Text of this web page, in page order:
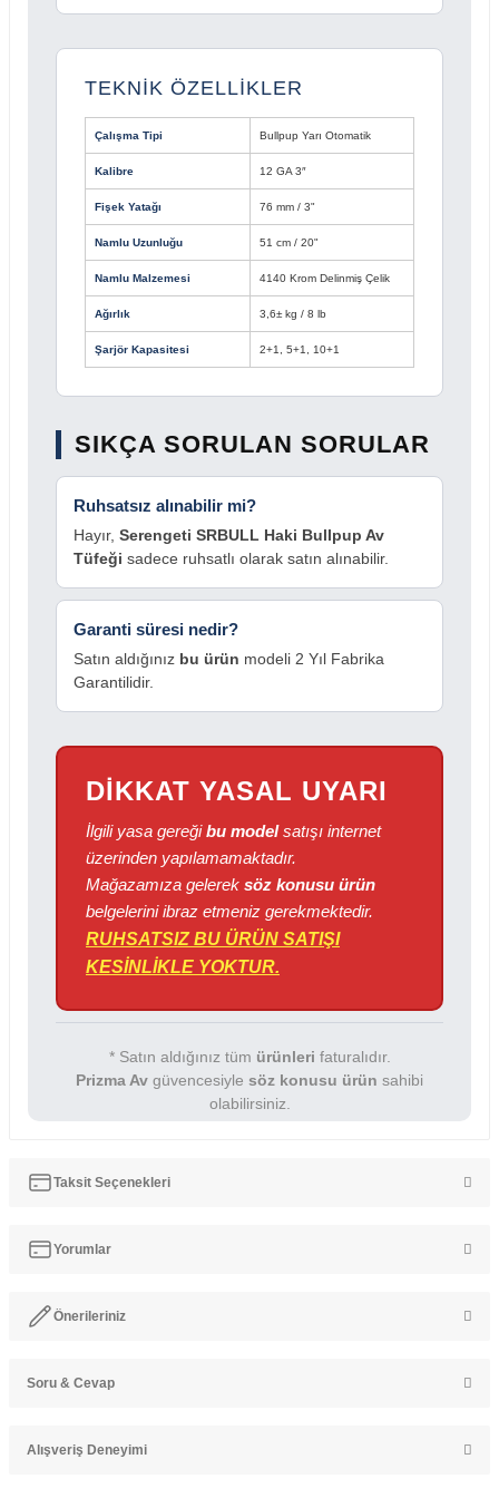
TEKNİK ÖZELLİKLER
Çalışma Tipi Bullpup Yarı Otomatik
Kalibre 12 GA 3″
Fişek Yatağı 76 mm / 3"
Namlu Uzunluğu 51 cm / 20"
Namlu Malzemesi 4140 Krom Delinmiş Çelik
Ağırlık 3,6± kg / 8 lb
Şarjör Kapasitesi 2+1, 5+1, 10+1
SIKÇA SORULAN SORULAR
Ruhsatsız alınabilir mi?
Hayır, Serengeti SRBULL Haki Bullpup Av
Tüfeği sadece ruhsatlı olarak satın alınabilir.
Garanti süresi nedir?
Satın aldığınız bu ürün modeli 2 Yıl Fabrika
Garantilidir.
DİKKAT YASAL UYARI
İlgili yasa gereğibu modelsatışı internet
üzerinden yapılamamaktadır.
Mağazamıza gelerek söz konusu ürün
belgelerini ibraz etmeniz gerekmektedir.
RUHSATSIZ BU ÜRÜN SATIŞI
KESİNLİKLE YOKTUR.
* Satın aldığınız tüm ürünleri faturalıdır.
Prizma Av güvencesiyle söz konusu ürün sahibi
olabilirsiniz.
Taksit Seçenekleri
Yorumlar
Önerileriniz
Bu ürünün fiyat bilgisi, resim, ürün açıklamalarında ve diğer
Görüş ve önerileriniz için teşekkür ederiz.
Soru & Cevap
Alışveriş Deneyimi